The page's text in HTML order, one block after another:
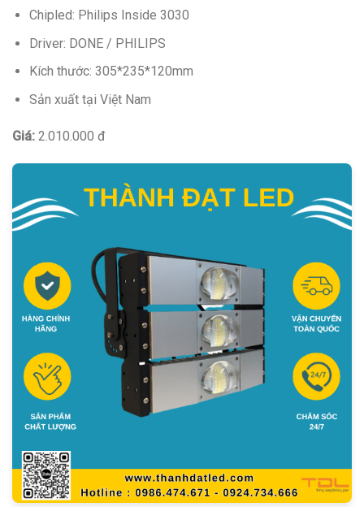
Chipled: Philips Inside 3030
Driver: DONE / PHILIPS
Kích thước: 305*235*120mm
Sản xuất tại Việt Nam
Giá: 2.010.000 đ